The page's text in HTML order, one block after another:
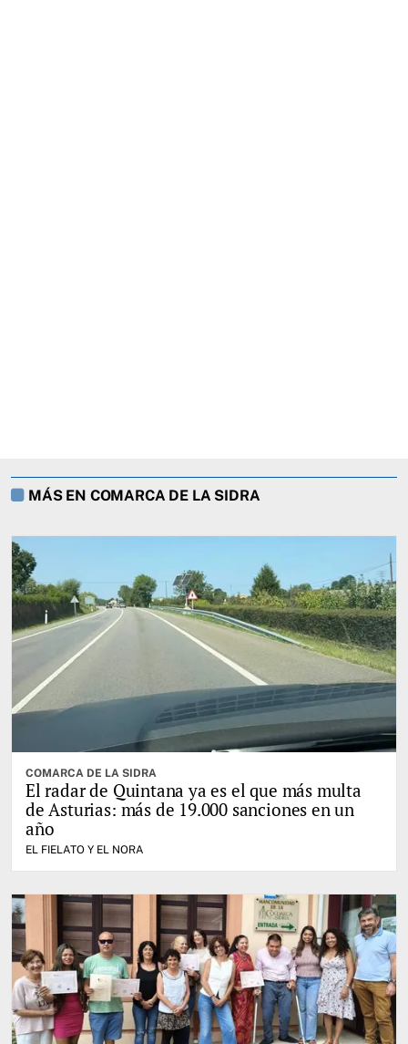
MÁS EN COMARCA DE LA SIDRA
COMARCA DE LA SIDRA
El radar de Quintana ya es el que más multa
de Asturias: más de 19.000 sanciones en un
año
EL FIELATO Y EL NORA